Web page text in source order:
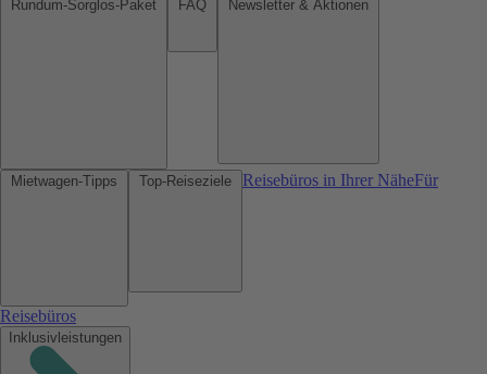
Reisebüros in Ihrer NäheFür
Reisebüros
Inklusivleistungen